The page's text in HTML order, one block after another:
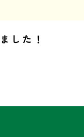
した！